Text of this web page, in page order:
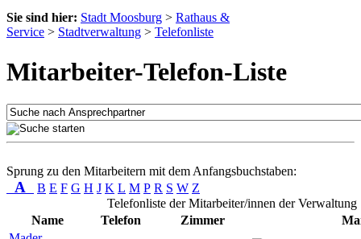
Sie sind hier: Stadt Moosburg > Rathaus &
Service > Stadtverwaltung > Telefonliste
Mitarbeiter-Telefon-Liste
Sprung zu den Mitarbeitern mit dem Anfangsbuchstaben:
A B E F G H J K L M P R S W Z
Telefonliste der Mitarbeiter/innen der Verwaltung
Name
Telefon Zimmer